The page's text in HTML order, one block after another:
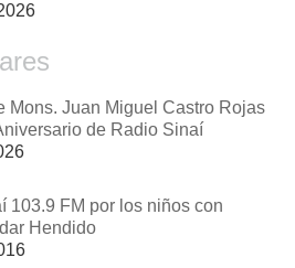
Mons. Juan Miguel Castro Rojas
de Radio Sinaí
103.9 FM por los niños con
Hendido